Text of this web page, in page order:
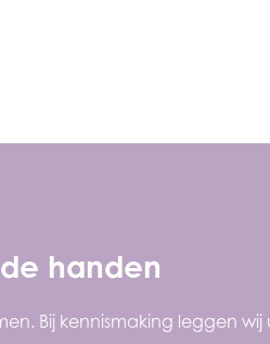
handen
Bij kennismaking leggen wij